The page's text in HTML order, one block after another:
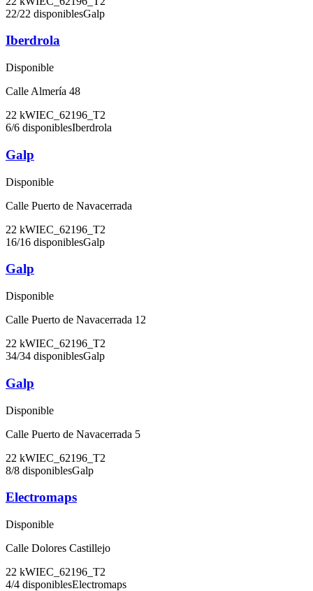
22/22 disponiblesGalp
Iberdrola
Disponible
Calle Almería 48
22 kWIEC_62196_T2
6/6 disponiblesIberdrola
Galp
Disponible
Calle Puerto de Navacerrada
22 kWIEC_62196_T2
16/16 disponiblesGalp
Galp
Disponible
Calle Puerto de Navacerrada 12
22 kWIEC_62196_T2
34/34 disponiblesGalp
Galp
Disponible
Calle Puerto de Navacerrada 5
22 kWIEC_62196_T2
8/8 disponiblesGalp
Electromaps
Disponible
Calle Dolores Castillejo
22 kWIEC_62196_T2
4/4 disponiblesElectromaps